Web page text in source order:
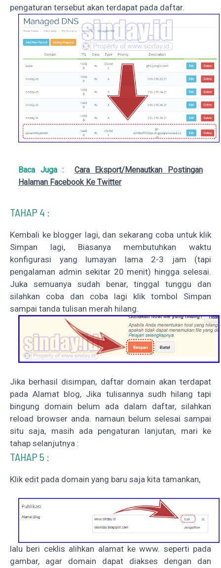
pengaturan tersebut akan terdapat pada daftar.
Baca Juga :
Cara Eksport/Menautkan Postingan
Halaman Facebook Ke Twitter
TAHAP 4 :
Kembali ke blogger lagi, dan sekarang coba untuk klik
Simpan lagi, Biasanya membutuhkan waktu
konfigurasi yang lumayan lama 2-3 jam (tapi
pengalaman admin sekitar 20 menit) hingga selesai.
Juka semuanya sudah benar, tinggal tunggu dan
silahkan coba dan coba lagi klik tombol Simpan
sampai tanda tulisan merah hilang.
Jika berhasil disimpan, daftar domain akan terdapat
pada Alamat blog, Jika tulisannya sudh hilang tapi
bingung domain belum ada dalam daftar, silahkan
reload browser anda. namaun belum selesai sampai
situ saja, masih ada pengaturan lanjutan, mari ke
tahap selanjutnya :
TAHAP 5 :
Klik edit pada domain yang baru saja kita tamankan,
lalu beri ceklis alihkan alamat ke www. seperti pada
gambar, agar domain dapat diakses dengan dan